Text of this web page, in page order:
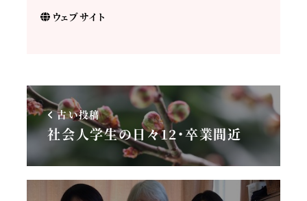
ウェブサイト
古い投稿
社会人学生の日々12・卒業間近